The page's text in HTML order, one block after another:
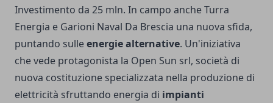
Investimento da 25 mln. In campo anche Turra
Energia e Garioni Naval Da Brescia una nuova sfida,
puntando sulleenergie alternative. Un'iniziativa
che vede protagonista la Open Sun srl, società di
nuova costituzione specializzata nella produzione di
elettricità sfruttando energia di impianti